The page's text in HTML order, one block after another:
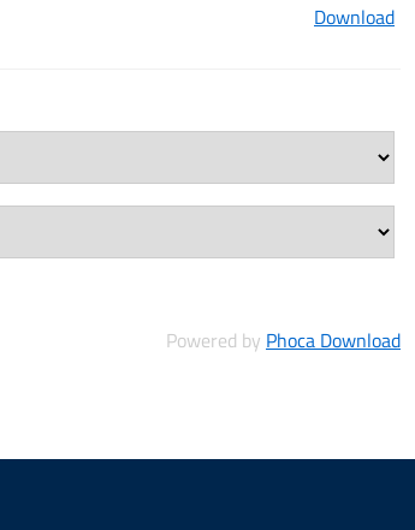
Download
Powered by Phoca Download